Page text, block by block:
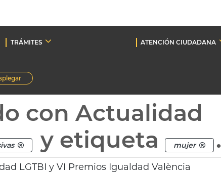
TRÁMITES
ATENCIÓN CIUDADANA
con Actualidad
y etiqueta mujer .
LGTBI y VI Premios Igualdad València